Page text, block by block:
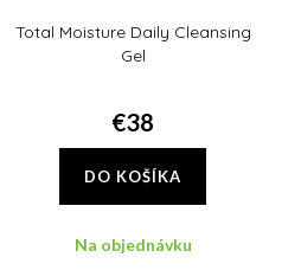
d
o
Total Moisture Daily Cleansing
Gel
€38
DO KOŠÍKA
Na objednávku